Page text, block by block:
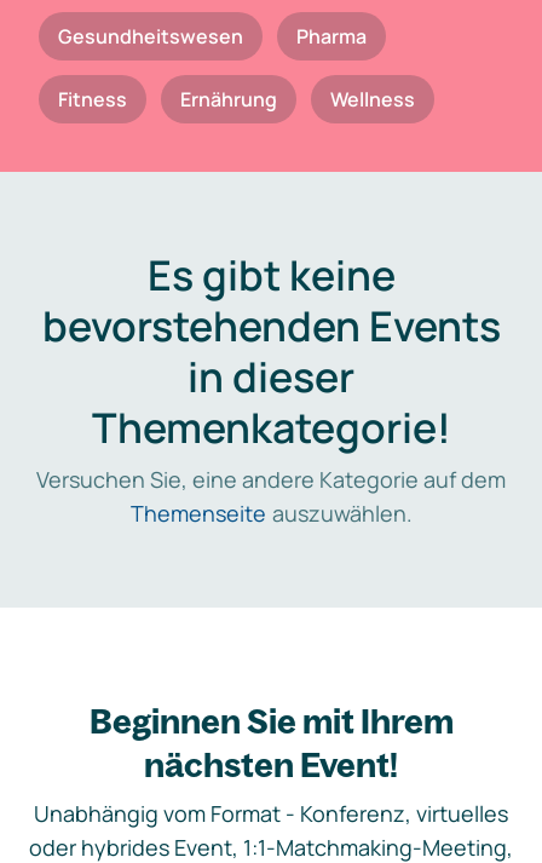
Gesundheitswesen Pharma
Fitness Ernährung Wellness
Es gibt keine
bevorstehenden Events
in dieser
Themenkategorie!
Versuchen Sie, eine andere Kategorie auf dem
Themenseite auszuwählen.
Beginnen Sie mit Ihrem
nächsten Event!
Unabhängig vom Format - Konferenz, virtuelles
oder hybrides Event, 1:1-Matchmaking-Meeting,